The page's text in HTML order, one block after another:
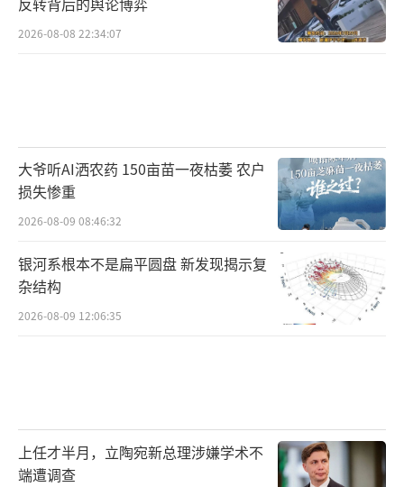
2026-08-08 22:34:07
大爷听AI洒农药 150亩苗一夜枯萎 农户
损失惨重
2026-08-09 08:46:32
银河系根本不是扁平圆盘 新发现揭示复
杂结构
2026-08-09 12:06:35
上任才半月，立陶宛新总理涉嫌学术不
端遭调查